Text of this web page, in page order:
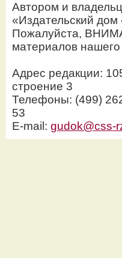
Автором и
«Издательский дом
Пожалуйста,
материалов нашего
Адрес редакции:
строение 3
Телефоны: (499)
53
E-mail: gudok@css-